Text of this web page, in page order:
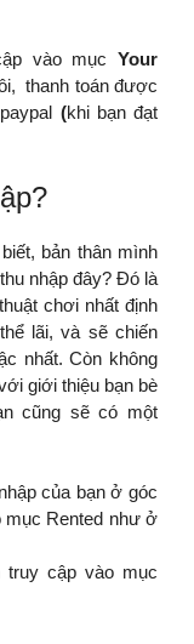
vào mục Your
thanh toán được
(khi bạn đạt
bản thân mình
nhập đây? Đó là
chơi nhất định
lãi, và sẽ chiến
nhất. Còn không
giới thiệu bạn bè
cũng sẽ có một
của bạn ở góc
mục Rented như ở
cập vào mục